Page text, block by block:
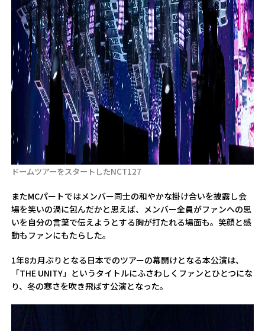
ドームツアーをスタートしたNCT127
またMCパートではメンバー同士の和やかな掛け合いを披露し会
場を笑いの渦に包んだかと思えば、メンバー全員がファンへの思
いを自分の言葉で伝えようとする胸が打たれる場面も。笑顔と感
動もファンにもたらした。
1年8カ月ぶりとなる日本でのツアーの幕開けとなる本公演は、
「THE UNITY」というタイトルにふさわしくファンとひとつにな
り、冬の寒さを吹き飛ばす公演となった。